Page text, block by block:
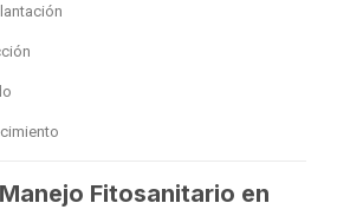
Manejo Fitosanitario en